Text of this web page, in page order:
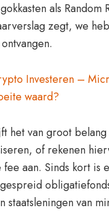
als Random
zegt, we
Investeren –
waard?
het van groot
of rekenen
aan. Sinds kort is
staatsleningen van